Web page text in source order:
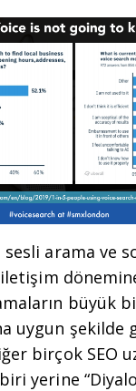
sesli arama ve
iletişim
büyük
uygun şekilde
birçok SEO
yerine